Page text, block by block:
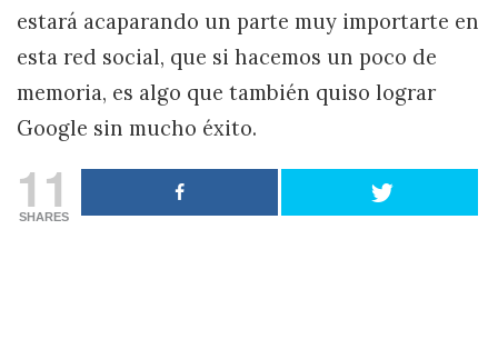
estará acaparando un parte muy importarte en
esta red social, que si hacemos un poco de
memoria, es algo que también quiso lograr
Google sin mucho éxito.
11
SHARES